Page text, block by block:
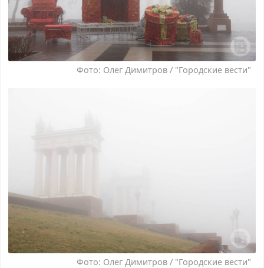
Фото: Олег Димитров / "Городские вести"
Фото: Олег Димитров / "Городские вести"